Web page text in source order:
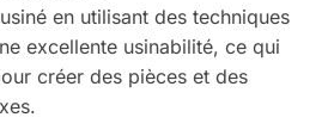
en utilisant des techniques
excellente usinabilité, ce qui
créer des pièces et des